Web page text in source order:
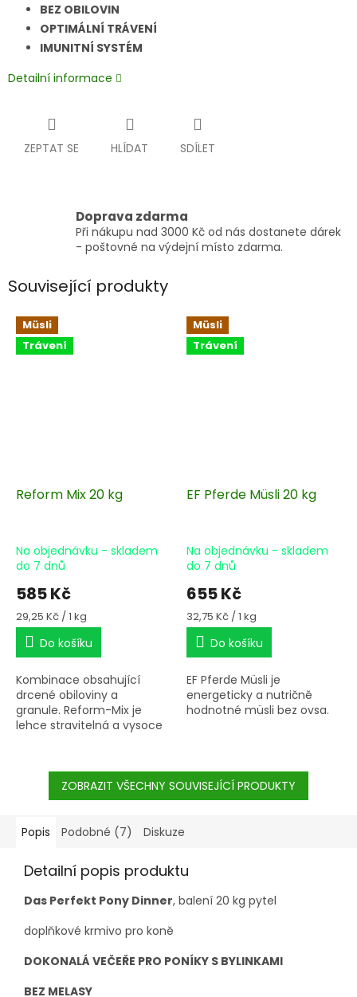
BEZ OBILOVIN
OPTIMÁLNÍ TRÁVENÍ
IMUNITNÍ SYSTÉM
Detailní informace
ZEPTAT SE HLÍDAT SDÍLET
Doprava zdarma
Při nákupu nad 3000 Kč od nás dostanete dárek
- poštovné na výdejní místo zdarma.
Související produkty
Müsli
Trávení
Reform Mix 20 kg
Na objednávku - skladem
do 7 dnů
585 Kč
Měrná
cena:
29,25 Kč / 1 kg
Do košíku
Kombinace obsahující
drcené obiloviny a
granule. Reform-Mix je
lehce stravitelná a vysoce
oves a granule.
Müsli
Trávení
EF Pferde Müsli 20 kg
Na objednávku - skladem
do 7 dnů
655 Kč
Měrná
cena:
32,75 Kč / 1 kg
Do košíku
EF Pferde Müsli je
energeticky a nutričně
hodnotné müsli bez ovsa.
STRAVITELNÉ • > 70 %
OBILNÝCH VLOČEK •
PIVOVARSKÉ KVASNICE
ZOBRAZIT VŠECHNY SOUVISEJÍCÍ PRODUKTY
Popis Podobné (7) Diskuze
Detailní popis produktu
Das Perfekt Pony Dinner, balení 20 kg pytel
doplňkové krmivo pro koně
DOKONALÁ VEČEŘE PRO PONÍKY S BYLINKAMI
BEZ MELASY